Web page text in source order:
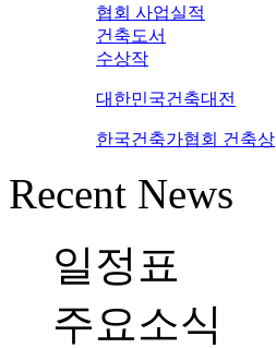
협회 사업실적
건축도서
수상작
대한민국건축대전
한국건축가협회 건축상
Recent News
일정표
주요소식